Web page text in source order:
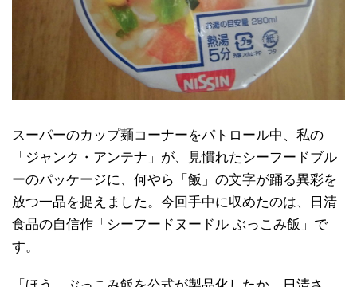
スーパーのカップ麺コーナーをパトロール中、私の
「ジャンク・アンテナ」が、見慣れたシーフードブル
ーのパッケージに、何やら「飯」の文字が踊る異彩を
放つ一品を捉えました。今回手中に収めたのは、日清
食品の自信作「シーフードヌードル ぶっこみ飯」で
す。